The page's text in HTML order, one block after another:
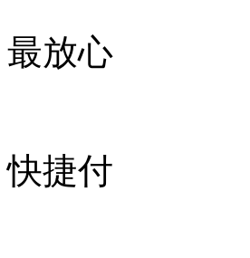
最放心
快捷付